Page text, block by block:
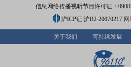
信息网络传播视听节目许可证：
沪ICP证:沪B2-20070217
关于我们 可持续发展